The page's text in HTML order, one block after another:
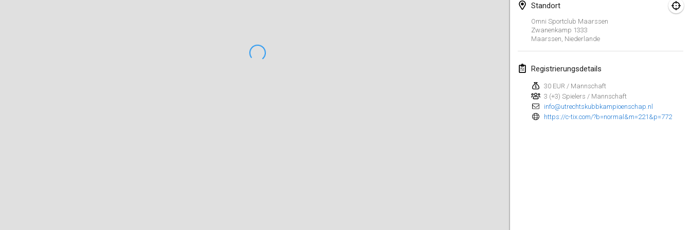
Standort
Omni Sportclub Maarssen
Zwanenkamp 1333
Maarssen Niederlande
Registrierungsdetails
30 EUR / Mannschaft
3 (+3) Spielers / Mannschaft
info@utrechtskubbkampioenschap.nl
https://c-tix.com/?b=normal&m=221&p=772
Sure Shot
15. Aug. 2026|Schweiz
16. Aug. 2026
Utrechts Kubb Kampioenschap
22. Aug. 2026|Niederlande